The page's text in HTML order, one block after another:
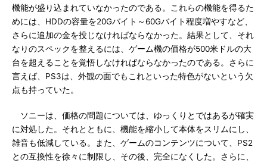
機能が盛り込まれていなかったのである。これらの機能を得るた
めには、HDDの容量を20Gバイト～60Gバイト程度増やすなど、
さらに追加の金を投じなければならなかった。結果として、それ
なりのスペックを整えるには、ゲーム機の価格が500米ドルの大
台を超えることを覚悟しなければならなかったのである。さらに
言えば、PS3は、外観の面でもこれといった特色がないという欠
点も持っていた。
ソニーは、価格の問題については、ゆっくりとではあるが確実
に対処した。それとともに、機能を縮小して本体をスリムにし、
雑音も低減している。また、ゲームのコンテンツについて、PS2
との互換性を徐々に制限し、その後、完全になくした。さらに、